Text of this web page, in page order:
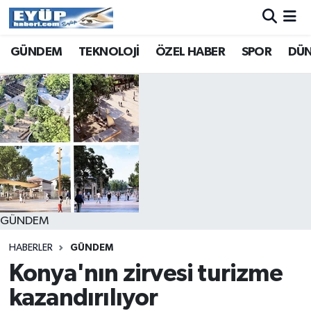
GÜNDEM TEKNOLOJİ ÖZEL HABER SPOR
GÜNDEM
HABERLER GÜNDEM
Konya'nın zirvesi turizme
kazandırılıyor